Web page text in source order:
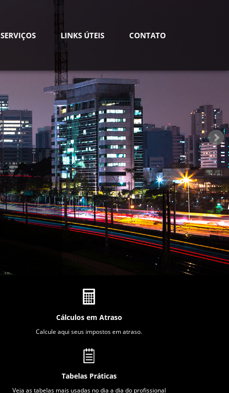
SERVIÇOS LINKS ÚTEIS CONTATO
Cálculos em Atraso
Calcule aqui seus impostos em atraso.
Tabelas Práticas
Veja as tabelas mais usadas no dia a dia do profissional